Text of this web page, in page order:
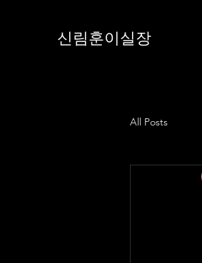
신림훈이실장
All Posts